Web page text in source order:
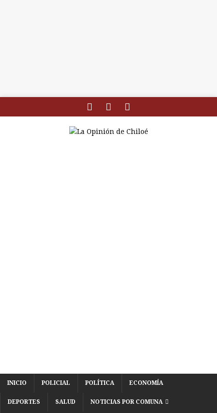
INICIO POLICIAL POLÍTICA ECONOMÍA
DEPORTES SALUD NOTICIAS POR COMUNA